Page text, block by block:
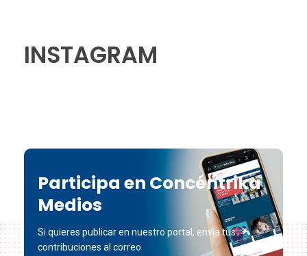
INSTAGRAM
Participa en Concéntrika
Medios
Si quieres publicar en nuestro portal, envía tus
contribuciones al correo